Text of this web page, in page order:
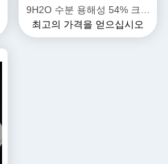
9H2O 수분 용해성 54% 크리
스탈 물
최고의 가격을 얻으십시오